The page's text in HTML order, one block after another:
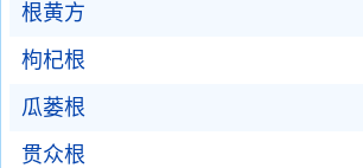
根黄方
枸杞根
瓜蒌根
贯众根